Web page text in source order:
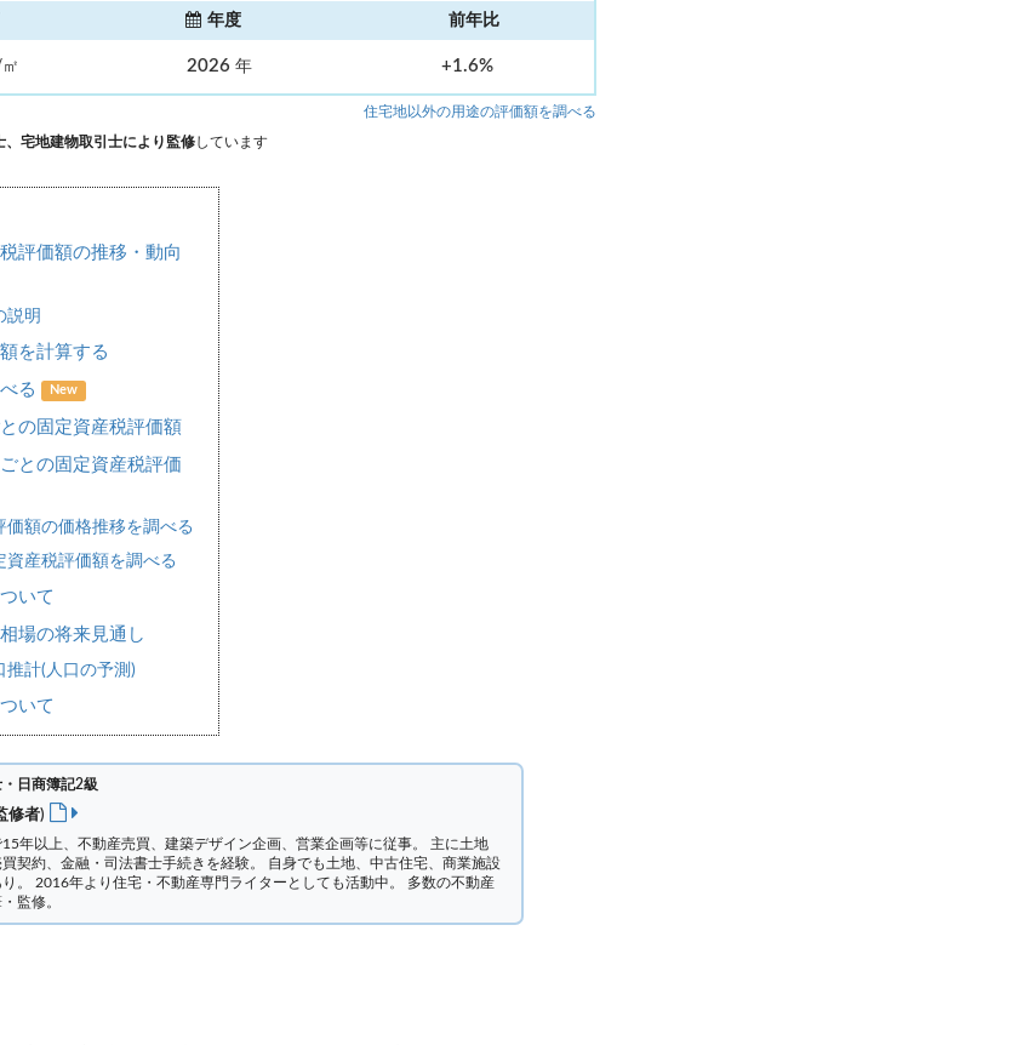
年度 前年比
2026 年 +1.6%
住宅地以外の用途の評価額を調べる
、宅地建物取引士により監修しています
評価額の推移・動向
説明
を計算する
べる New
の固定資産税評価額
との固定資産税評価
額の価格推移を調べる
産税評価額を調べる
いて
場の将来見通し
推計(人口の予測)
いて
日商簿記2級
修者)
年以上、不動産売買、建築デザイン企画、営業企画等に従事。 主に土地
契約、金融・司法書士手続きを経験。 自身でも土地、中古住宅、商業施設
。 2016年より住宅・不動産専門ライターとしても活動中。 多数の不動産
監修。